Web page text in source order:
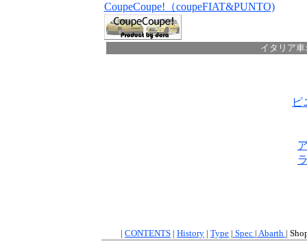
CoupeCoupe!（coupeFIAT&PUNTO)
イタリア
ピ
| CONTENTS | History | Type | Spec | Abarth |